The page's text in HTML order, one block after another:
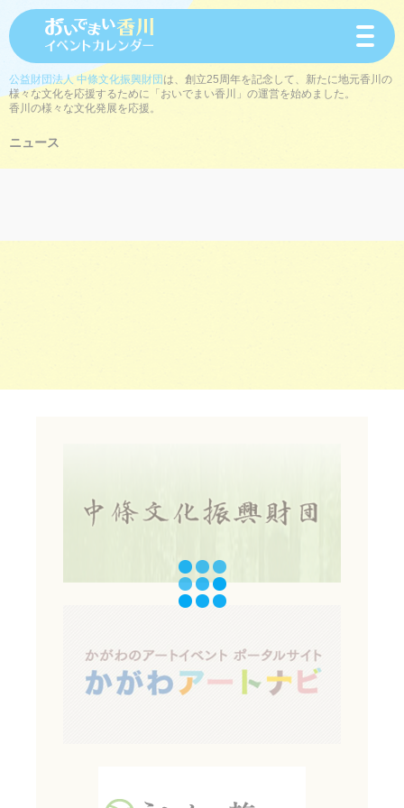
toggle
公益財団法人 中條文化振興財団 は、創立25周年を記念して、新たに地元香川の
様々な文化を応援するために「おいでまい香川」の運営を始めました。
香川の様々な文化発展を応援。
ニュース